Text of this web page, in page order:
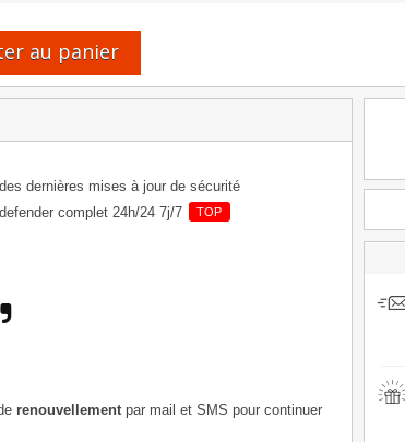
au panier
dernières mises à jour de sécurité
complet 24h/24 7j/7
TOP
renouvellementpar mail et SMS pour continuer